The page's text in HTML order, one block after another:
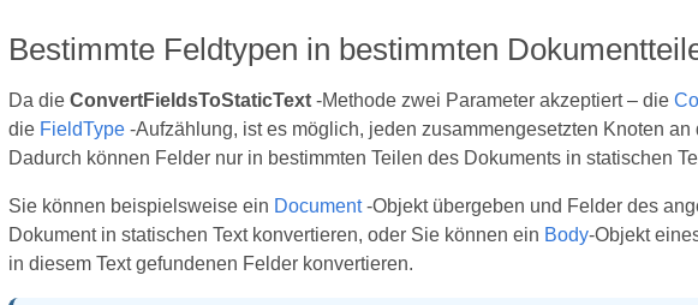
Bestimmte Feldtypen in bestimmten
Da die ConvertFieldsToStaticText-Methode zwei Parameter akzeptiert – die
die FieldType-Aufzählung, ist es möglich, jeden zusammengesetzten Knoten an
Dadurch können Felder nur in bestimmten Teilen des Dokuments in statischen
Sie können beispielsweise ein Document-Objekt übergeben und Felder des
Dokument in statischen Text konvertieren, oder Sie können ein Body-Objekt
in diesem Text gefundenen Felder konvertieren.